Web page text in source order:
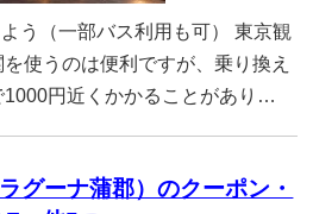
う（一部バス利用も可） 東京観
使うのは便利ですが、乗り換え
1000円近くかかることがあり…
グーナ蒲郡）のクーポン・